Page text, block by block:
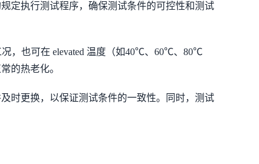
定执行测试程序，确保测试条件的可控性和测试
，也可在 elevated 温度（如40℃、60℃、80℃
的热老化。
时更换，以保证测试条件的一致性。同时，测试